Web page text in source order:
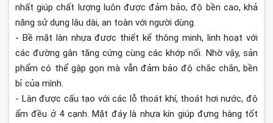
nhất giúp chất lượng luôn được đảm bảo, độ bền cao, khả
năng sử dụng lâu dài, an toàn với người dùng.
- Bề mặt làn nhựa được thiết kế thông minh, linh hoạt với
các đường gân tăng cứng cùng các khớp nối. Nhờ vậy, sản
phẩm có thể gập gọn mà vẫn đảm bảo độ chắc chắn, bền
bỉ của mình.
- Làn được cấu tạo với các lỗ thoát khí, thoát hơi nước, độ
ẩm đều ở 4 cạnh. Mặt đáy là nhựa kín giúp đựng hàng tốt